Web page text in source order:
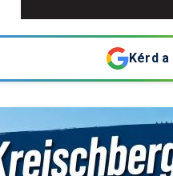
Kérd